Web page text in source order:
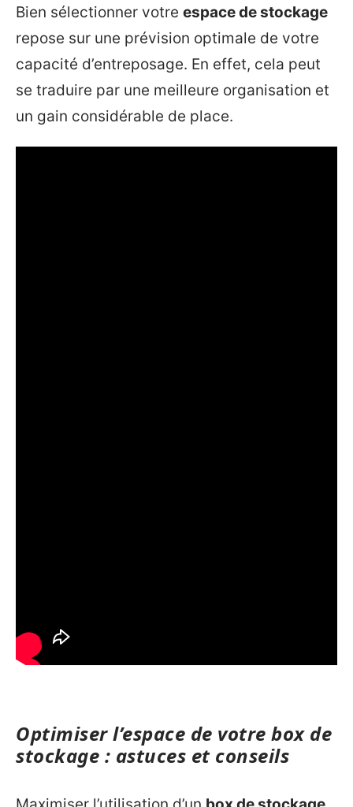
Bien sélectionner votre espace de stockage
repose sur une prévision optimale de votre
capacité d’entreposage. En effet, cela peut
se traduire par une meilleure organisation et
un gain considérable de place.
Optimiser l’espace de votre box de
stockage : astuces et conseils